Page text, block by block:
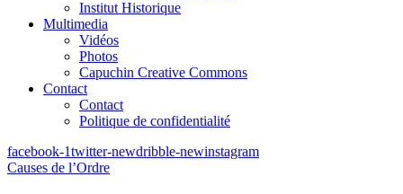
Institut Historique
Multimedia
Vidéos
Photos
Capuchin Creative Commons
Contact
Contact
Politique de confidentialité
facebook-1twitter-newdribble-newinstagram
Causes de l’Ordre